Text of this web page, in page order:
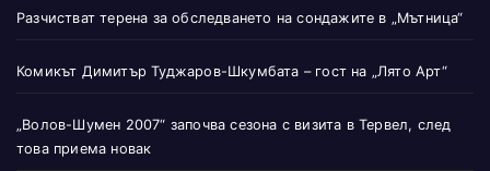
Разчистват терена за обследването на сондажите в „Мътница“
Комикът Димитър Туджаров-Шкумбата – гост на „Лято Арт“
„Волов-Шумен 2007“ започва сезона с визита в Тервел, след
това приема новак